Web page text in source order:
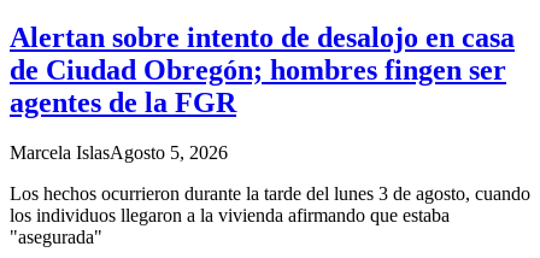
Alertan sobre intento de desalojo en casa
de Ciudad Obregón; hombres fingen ser
agentes de la FGR
Marcela IslasAgosto 5, 2026
Los hechos ocurrieron durante la tarde del lunes 3 de agosto, cuando
los individuos llegaron a la vivienda afirmando que estaba
"asegurada"